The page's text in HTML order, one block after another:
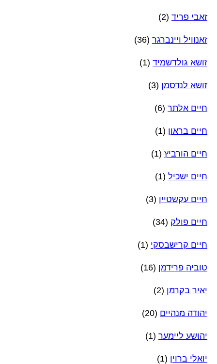
זאבי פריד (2)
זאנוויל ויינברגר (36)
זושא גולדשמיד (1)
זושא לנדסמן (3)
חיים אלתר (6)
חיים בראון (1)
חיים הורביץ (1)
חיים ישכיל (1)
חיים עקשטיין (3)
חיים פולק (34)
חיים קרישבסקי (1)
טוביה פרידמן (16)
יאיר בקרמן (2)
יהודה מנהיים (20)
יהושע ליימער (1)
יואלי ברוין (1)